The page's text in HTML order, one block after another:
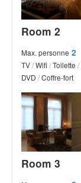
Room 2
Max. personne 2
TV/Wifi/Toilette /
DVD /Coffre-fort
Room 3